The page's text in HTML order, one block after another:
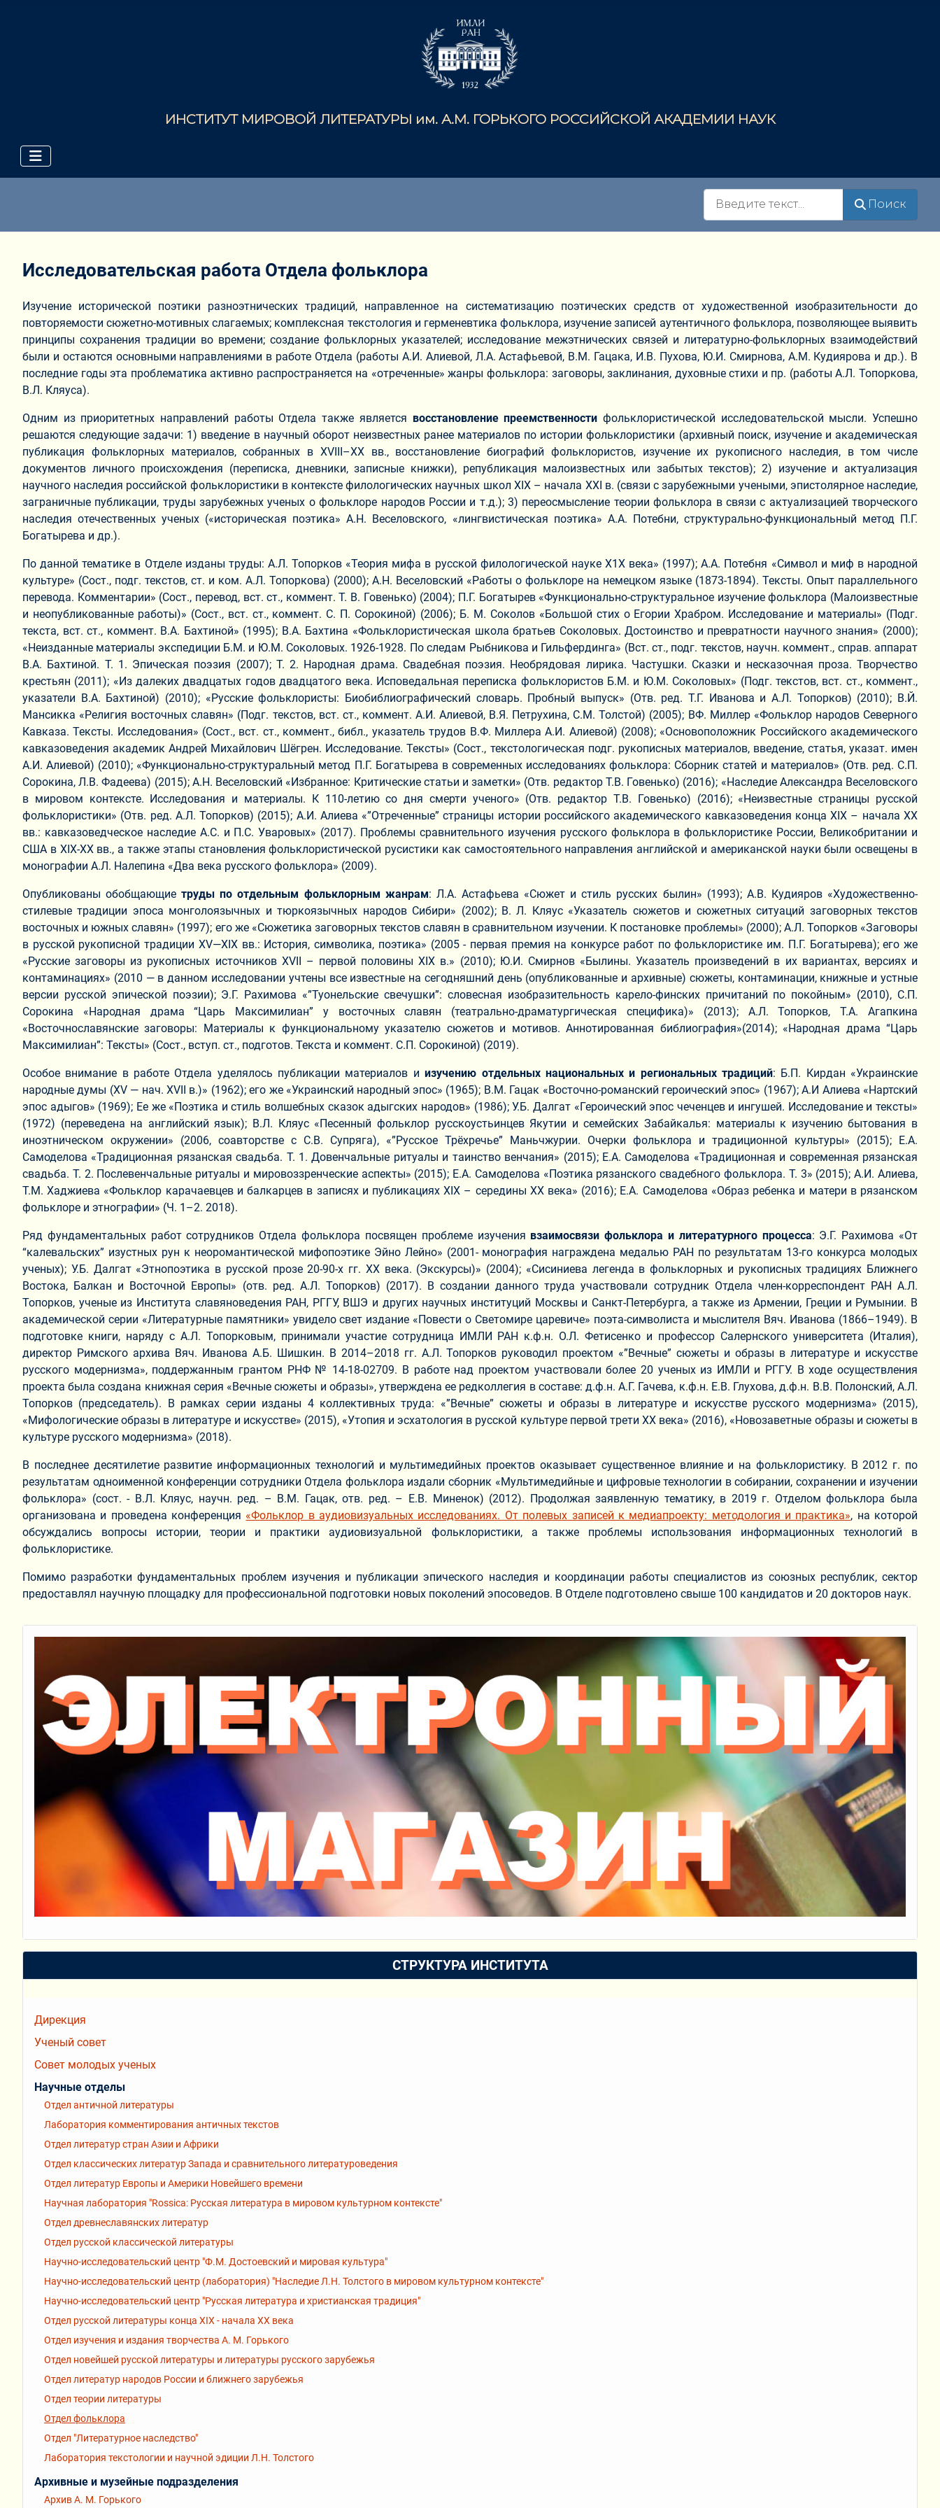
ИНСТИТУТ МИРОВОЙ ЛИТЕРАТУРЫ им. А.М. ГОРЬКОГО РОССИЙСКОЙ АКАДЕМИИ НАУК
Поиск
Исследовательская работа Отдела фольклора
Изучение исторической поэтики разноэтнических традиций, направленное на систематизацию поэтических средств от художественной изобразительности до
повторяемости сюжетно-мотивных слагаемых; комплексная текстология и герменевтика фольклора, изучение записей аутентичного фольклора, позволяющее выявить
принципы сохранения традиции во времени; создание фольклорных указателей; исследование межэтнических связей и литературно-фольклорных взаимодействий
были и остаются основными направлениями в работе Отдела (работы А.И. Алиевой, Л.А. Астафьевой, В.М. Гацака, И.В. Пухова, Ю.И. Смирнова, А.М. Кудиярова и др.). В
последние годы эта проблематика активно распространяется на «отреченные» жанры фольклора: заговоры, заклинания, духовные стихи и пр. (работы А.Л. Топоркова,
В.Л. Кляуса).
Одним из приоритетных направлений работы Отдела также является восстановление преемственности фольклористической исследовательской мысли. Успешно
решаются следующие задачи: 1) введение в научный оборот неизвестных ранее материалов по истории фольклористики (архивный поиск, изучение и академическая
публикация фольклорных материалов, собранных в XVIII–XX вв., восстановление биографий фольклористов, изучение их рукописного наследия, в том числе
документов личного происхождения (переписка, дневники, записные книжки), републикация малоизвестных или забытых текстов); 2) изучение и актуализация
научного наследия российской фольклористики в контексте филологических научных школ XIХ – начала XXI в. (связи с зарубежными учеными, эпистолярное наследие,
заграничные публикации, труды зарубежных ученых о фольклоре народов России и т.д.); 3) переосмысление теории фольклора в связи с актуализацией творческого
наследия отечественных ученых («историческая поэтика» А.Н. Веселовского, «лингвистическая поэтика» А.А. Потебни, структурально-функциональный метод П.Г.
Богатырева и др.).
По данной тематике в Отделе изданы труды: А.Л. Топорков «Теория мифа в русской филологической науке Х1Х века» (1997); А.А. Потебня «Символ и миф в народной
культуре» (Сост., подг. текстов, ст. и ком. А.Л. Топоркова) (2000); А.Н. Веселовский «Работы о фольклоре на немецком языке (1873-1894). Тексты. Опыт параллельного
перевода. Комментарии» (Сост., перевод, вст. ст., коммент. Т. В. Говенько) (2004); П.Г. Богатырев «Функционально-структуральное изучение фольклора (Малоизвестные
и неопубликованные работы)» (Сост., вст. ст., коммент. С. П. Сорокиной) (2006); Б. М. Соколов «Большой стих о Егории Храбром. Исследование и материалы» (Подг.
текста, вст. ст., коммент. В.А. Бахтиной» (1995); В.А. Бахтина «Фольклористическая школа братьев Соколовых. Достоинство и превратности научного знания» (2000);
«Неизданные материалы экспедиции Б.М. и Ю.М. Соколовых. 1926-1928. По следам Рыбникова и Гильфердинга» (Вст. ст., подг. текстов, научн. коммент., справ. аппарат
В.А. Бахтиной. Т. 1. Эпическая поэзия (2007); Т. 2. Народная драма. Свадебная поэзия. Необрядовая лирика. Частушки. Сказки и несказочная проза. Творчество
крестьян (2011); «Из далеких двадцатых годов двадцатого века. Исповедальная переписка фольклористов Б.М. и Ю.М. Соколовых» (Подг. текстов, вст. ст., коммент.,
указатели В.А. Бахтиной) (2010); «Русские фольклористы: Биобиблиографический словарь. Пробный выпуск» (Отв. ред. Т.Г. Иванова и А.Л. Топорков) (2010); В.Й.
Мансикка «Религия восточных славян» (Подг. текстов, вст. ст., коммент. А.И. Алиевой, В.Я. Петрухина, С.М. Толстой) (2005); ВФ. Миллер «Фольклор народов Северного
Кавказа. Тексты. Исследования» (Сост., вст. ст., коммент., библ., указатель трудов В.Ф. Миллера А.И. Алиевой) (2008); «Основоположник Российского академического
кавказоведения академик Андрей Михайлович Шёгрен. Исследование. Тексты» (Сост., текстологическая подг. рукописных материалов, введение, статья, указат. имен
А.И. Алиевой) (2010); «Функционально-структуральный метод П.Г. Богатырева в современных исследованиях фольклора: Сборник статей и материалов» (Отв. ред. С.П.
Сорокина, Л.В. Фадеева) (2015); А.Н. Веселовский «Избранное: Критические статьи и заметки» (Отв. редактор Т.В. Говенько) (2016); «Наследие Александра Веселовского
в мировом контексте. Исследования и материалы. К 110-летию со дня смерти ученого» (Отв. редактор Т.В. Говенько) (2016); «Неизвестные страницы русской
фольклористики» (Отв. ред. А.Л. Топорков) (2015); А.И. Алиева «”Отреченные” страницы истории российского академического кавказоведения конца XIX – начала XX
вв.: кавказоведческое наследие А.С. и П.С. Уваровых» (2017). Проблемы сравнительного изучения русского фольклора в фольклористике России, Великобритании и
США в XIX-XX вв., а также этапы становления фольклористической русистики как самостоятельного направления английской и американской науки были освещены в
монографии А.Л. Налепина «Два века русского фольклора» (2009).
Опубликованы обобщающиетруды по отдельным фольклорным жанрам: Л.А. Астафьева «Сюжет и стиль русских былин» (1993); А.В. Кудияров «Художественно-
стилевые традиции эпоса монголоязычных и тюркоязычных народов Сибири» (2002); В. Л. Кляус «Указатель сюжетов и сюжетных ситуаций заговорных текстов
восточных и южных славян» (1997); его же «Сюжетика заговорных текстов славян в сравнительном изучении. К постановке проблемы» (2000); А.Л. Топорков «Заговоры
в русской рукописной традиции XV—XIX вв.: История, символика, поэтика» (2005 - первая премия на конкурсе работ по фольклористике им. П.Г. Богатырева); его же
«Русские заговоры из рукописных источников ХVII – первой половины ХIХ в.» (2010); Ю.И. Смирнов «Былины. Указатель произведений в их вариантах, версиях и
контаминациях» (2010 — в данном исследовании учтены все известные на сегодняшний день (опубликованные и архивные) сюжеты, контаминации, книжные и устные
версии русской эпической поэзии); Э.Г. Рахимова «”Туонельские свечушки”: словесная изобразительность карело-финских причитаний по покойным» (2010), С.П.
Сорокина «Народная драма “Царь Максимилиан” у восточных славян (театрально-драматургическая специфика)» (2013); А.Л. Топорков, Т.А. Агапкина
«Восточнославянские заговоры: Материалы к функциональному указателю сюжетов и мотивов. Аннотированная библиография»(2014); «Народная драма “Царь
Максимилиан”: Тексты» (Сост., вступ. ст., подготов. Текста и коммент. С.П. Сорокиной) (2019).
Особое внимание в работе Отдела уделялось публикации материалов иизучению отдельных национальных и региональных традиций: Б.П. Кирдан «Украинские
народные думы (ХV — нач. ХVII в.)» (1962); его же «Украинский народный эпос» (1965); В.М. Гацак «Восточно-романский героический эпос» (1967); А.И Алиева «Нартский
эпос адыгов» (1969); Ее же «Поэтика и стиль волшебных сказок адыгских народов» (1986); У.Б. Далгат «Героический эпос чеченцев и ингушей. Исследование и тексты»
(1972) (переведена на английский язык); В.Л. Кляус «Песенный фольклор русскоустьинцев Якутии и семейских Забайкалья: материалы к изучению бытования в
иноэтническом окружении» (2006, соавторстве с С.В. Супряга), «”Русское Трёхречье” Маньчжурии. Очерки фольклора и традиционной культуры» (2015); Е.А.
Самоделова «Традиционная рязанская свадьба. Т. 1. Довенчальные ритуалы и таинство венчания» (2015); Е.А. Самоделова «Традиционная и современная рязанская
свадьба. Т. 2. Послевенчальные ритуалы и мировоззренческие аспекты» (2015); Е.А. Самоделова «Поэтика рязанского свадебного фольклора. Т. 3» (2015); А.И. Алиева,
Т.М. Хаджиева «Фольклор карачаевцев и балкарцев в записях и публикациях ХIХ – середины ХХ века» (2016); Е.А. Самоделова «Образ ребенка и матери в рязанском
фольклоре и этнографии» (Ч. 1–2. 2018).
Ряд фундаментальных работ сотрудников Отдела фольклора посвящен проблеме изучения взаимосвязи фольклора и литературного процесса: Э.Г. Рахимова «От
“калевальских” изустных рун к неоромантической мифопоэтике Эйно Лейно» (2001- монография награждена медалью РАН по результатам 13-го конкурса молодых
ученых); У.Б. Далгат «Этнопоэтика в русской прозе 20-90-х гг. ХХ века. (Экскурсы)» (2004); «Сисиниева легенда в фольклорных и рукописных традициях Ближнего
Востока, Балкан и Восточной Европы» (отв. ред. А.Л. Топорков) (2017). В создании данного труда участвовали сотрудник Отдела член-корреспондент РАН А.Л.
Топорков, ученые из Института славяноведения РАН, РГГУ, ВШЭ и других научных институций Москвы и Санкт-Петербурга, а также из Армении, Греции и Румынии. В
академической серии «Литературные памятники» увидело свет издание «Повести о Светомире царевиче» поэта-символиста и мыслителя Вяч. Иванова (1866–1949). В
подготовке книги, наряду с А.Л. Топорковым, принимали участие сотрудница ИМЛИ РАН к.ф.н. О.Л. Фетисенко и профессор Салернского университета (Италия),
директор Римского архива Вяч. Иванова А.Б. Шишкин. В 2014–2018 гг. А.Л. Топорков руководил проектом «”Вечные” сюжеты и образы в литературе и искусстве
русского модернизма», поддержанным грантом РНФ № 14-18-02709. В работе над проектом участвовали более 20 ученых из ИМЛИ и РГГУ. В ходе осуществления
проекта была создана книжная серия «Вечные сюжеты и образы», утверждена ее редколлегия в составе: д.ф.н. А.Г. Гачева, к.ф.н. Е.В. Глухова, д.ф.н. В.В. Полонский, А.Л.
Топорков (председатель). В рамках серии изданы 4 коллективных труда: «”Вечные” сюжеты и образы в литературе и искусстве русского модернизма» (2015),
«Мифологические образы в литературе и искусстве» (2015), «Утопия и эсхатология в русской культуре первой трети XX века» (2016), «Новозаветные образы и сюжеты в
культуре русского модернизма» (2018).
В последнее десятилетие развитие информационных технологий и мультимедийных проектов оказывает существенное влияние и на фольклористику. В 2012 г. по
результатам одноименной конференции сотрудники Отдела фольклора издали сборник «Мультимедийные и цифровые технологии в собирании, сохранении и изучении
фольклора» (сост. - В.Л. Кляус, научн. ред. – В.М. Гацак, отв. ред. – Е.В. Миненок) (2012). Продолжая заявленную тематику, в 2019 г. Отделом фольклора была
организована и проведена конференция «Фольклор в аудиовизуальных исследованиях. От полевых записей к медиапроекту: методология и практика», на которой
обсуждались вопросы истории, теории и практики аудиовизуальной фольклористики, а также проблемы использования информационных технологий в
фольклористике.
Помимо разработки фундаментальных проблем изучения и публикации эпического наследия и координации работы специалистов из союзных республик, сектор
предоставлял научную площадку для профессиональной подготовки новых поколений эпосоведов. В Отделе подготовлено свыше 100 кандидатов и 20 докторов наук.
СТРУКТУРА ИНСТИТУТА
Дирекция
Ученый совет
Совет молодых ученых
Научные отделы
Отдел античной литературы
Лаборатория комментирования античных текстов
Отдел литератур стран Азии и Африки
Отдел классических литератур Запада и сравнительного литературоведения
Отдел литератур Европы и Америки Новейшего времени
Научная лаборатория "Rossiсa: Русская литература в мировом культурном контексте"
Отдел древнеславянских литератур
Отдел русской классической литературы
Научно-исследовательский центр "Ф.М. Достоевский и мировая культура"
Научно-исследовательский центр (лаборатория) "Наследие Л.Н. Толстого в мировом культурном контексте"
Научно-исследовательский центр "Русская литература и христианская традиция"
Отдел русской литературы конца XIX - начала XX века
Отдел изучения и издания творчества А. М. Горького
Отдел новейшей русской литературы и литературы русского зарубежья
Отдел литератур народов России и ближнего зарубежья
Отдел теории литературы
Отдел фольклора
Отдел "Литературное наследство"
Лаборатория текстологии и научной эдиции Л.Н. Толстого
Архивные и музейные подразделения
Архив А. М. Горького